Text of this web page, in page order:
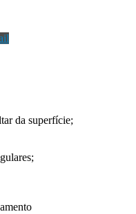
da superfície;